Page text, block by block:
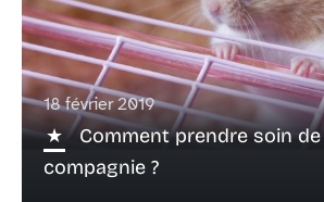
18 février 2019
Comment prendre soin
compagnie ?